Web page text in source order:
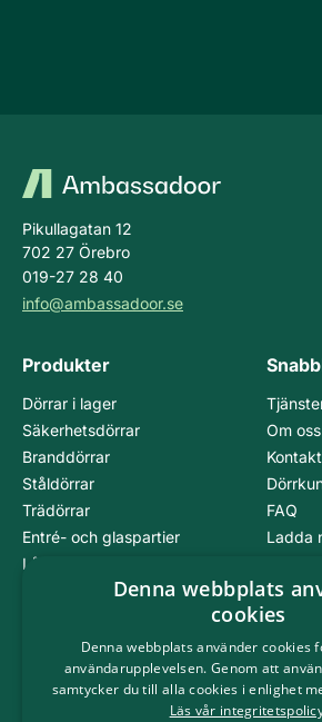
Pikullagatan 12
702 27 Örebro
019-27 28 40
info@ambassadoor.se
Produkter
Dörrar i lager
Säkerhetsdörrar
Branddörrar
Ståldörrar
Trädörrar
Entré- och glaspartier
Lås och beslag
Om oss
Kontakt
FAQ
Ladda
Denna webbplats
cookies
Denna webbplats använder cookies
användarupplevelsen. Genom att
samtycker du till alla cookies i enlighet
Läs vår